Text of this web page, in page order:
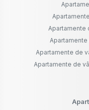
Apartamente
Apartamente de
Apartamente de